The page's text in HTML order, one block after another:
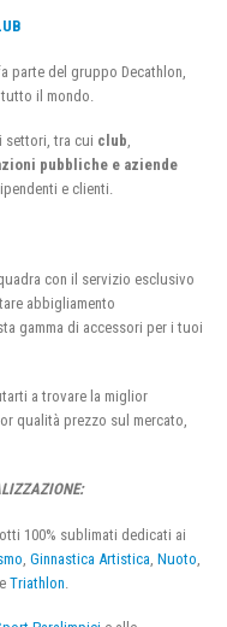
parte del gruppo Decathlon,
il mondo.
settori, tra cui club
pubbliche e aziende
e clienti.
con il servizio esclusivo
abbigliamento
gamma di accessori per i tuoi
a trovare la miglior
qualità prezzo sul mercato,
100% sublimati dedicati ai
Ginnastica Artistica Nuoto
e Triathlon